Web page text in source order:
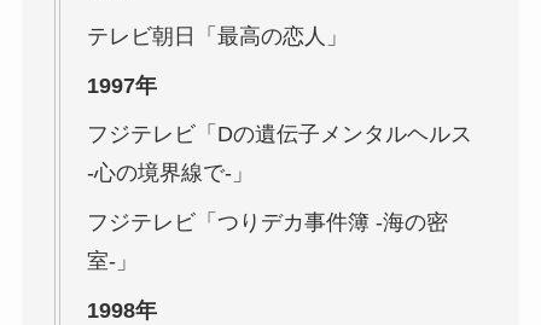
テレビ朝日「最高の恋人」
1997年
フジテレビ「Dの遺伝子メンタルヘルス
-心の境界線で-」
フジテレビ「つりデカ事件簿 -海の密
室-」
1998年